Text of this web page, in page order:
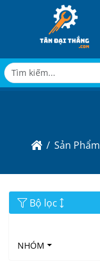
Sản Phẩm
Bộ lọc
NHÓM